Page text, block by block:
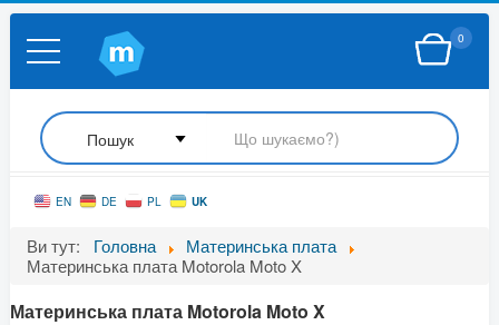
0
EN DE PL UK
Ви тут: Головна
Материнська плата
Материнська плата Motorola Moto X
Материнська плата Motorola Moto X